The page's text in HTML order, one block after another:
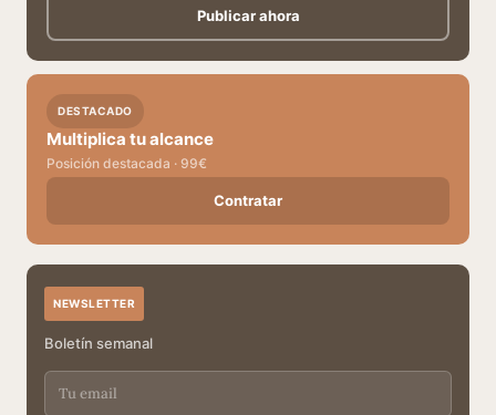
Publicar ahora
DESTACADO
Multiplica tu alcance
Posición destacada · 99€
Contratar
NEWSLETTER
Boletín semanal